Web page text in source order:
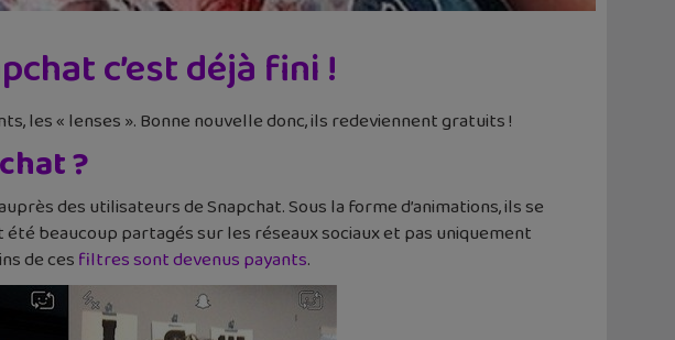
c’est déjà fini !
les « lenses ». Bonne nouvelle donc, ils redeviennent gratuits !
?
auprès des utilisateurs de Snapchat. Sous la forme d’animations, ils se
beaucoup partagés sur les réseaux sociaux et pas uniquement
de cesfiltres sont devenus payants.